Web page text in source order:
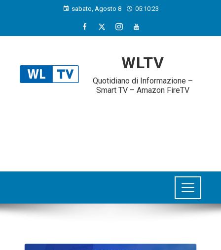
sabato, Agosto 8 05:10:23
WLTV
Quotidiano di Informazione –
Smart TV – Amazon FireTV